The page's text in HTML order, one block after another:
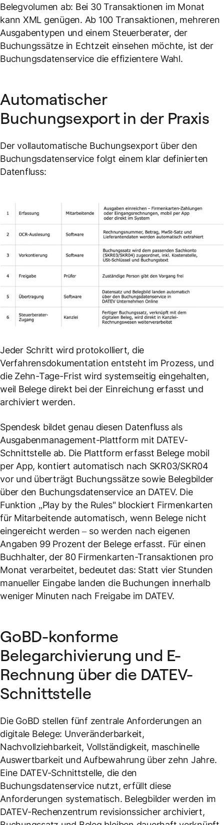
Belegvolumen ab: Bei 30 Transaktionen im Monat
kann XML genügen. Ab 100 Transaktionen, mehreren
Ausgabentypen und einem Steuerberater, der
Buchungssätze in Echtzeit einsehen möchte, ist der
Buchungsdatenservice die effizientere Wahl.
Automatischer
Buchungsexport in der Praxis
Der vollautomatische Buchungsexport über den
Buchungsdatenservice folgt einem klar definierten
Datenfluss:
Jeder Schritt wird protokolliert, die
Verfahrensdokumentation entsteht im Prozess, und
die Zehn-Tage-Frist wird systemseitig eingehalten,
weil Belege direkt bei der Einreichung erfasst und
archiviert werden.
Spendesk bildet genau diesen Datenfluss als
Ausgabenmanagement-Plattform mit DATEV-
Schnittstelle ab. Die Plattform erfasst Belege mobil
per App, kontiert automatisch nach SKR03/SKR04
vor und überträgt Buchungssätze sowie Belegbilder
über den Buchungsdatenservice an DATEV. Die
Funktion „Play by the Rules" blockiert Firmenkarten
für Mitarbeitende automatisch, wenn Belege nicht
eingereicht werden – so werden nach eigenen
Angaben 99 Prozent der Belege erfasst. Für einen
Buchhalter, der 80 Firmenkarten-Transaktionen pro
Monat verarbeitet, bedeutet das: Statt vier Stunden
manueller Eingabe landen die Buchungen innerhalb
weniger Minuten nach Freigabe im DATEV.
GoBD-konforme
Belegarchivierung und E-
Rechnung über die DATEV-
Schnittstelle
Die GoBD stellen fünf zentrale Anforderungen an
digitale Belege: Unveränderbarkeit,
Nachvollziehbarkeit, Vollständigkeit, maschinelle
Auswertbarkeit und Aufbewahrung über zehn Jahre.
Eine DATEV-Schnittstelle, die den
Buchungsdatenservice nutzt, erfüllt diese
Anforderungen systematisch. Belegbilder werden im
DATEV-Rechenzentrum revisionssicher archiviert,